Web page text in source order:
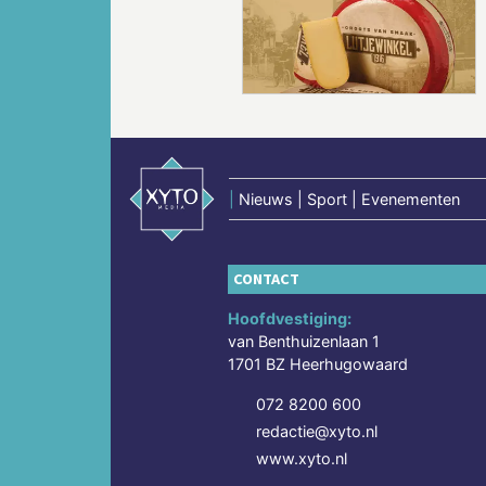
Nieuws | Sport | Evenementen
CONTACT
Hoofdvestiging:
van Benthuizenlaan 1
1701 BZ Heerhugowaard
072 8200 600
redactie@xyto.nl
www.xyto.nl